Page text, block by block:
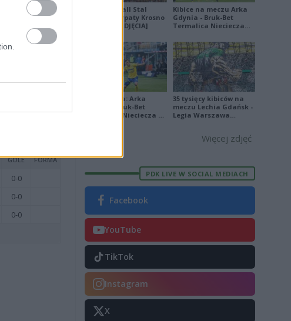
Derby Ekoball Stal
Sanok - Karpaty Krosno
na remis [ZDJĘCIA]
Kibice na meczu Arka
Gdynia - Bruk-Bet
Termalica Nieciecza
Ekstraklasa: Arka
Gdynia - Bruk-Bet
Termalica Nieciecza 2-
35 tysięcy kibiców na
meczu Lechia Gdańsk -
Legia Warszawa
Więcej zdjęć
PDK LIVE W SOCIAL MEDIACH
Facebook
YouTube
TikTok
Instagram
X